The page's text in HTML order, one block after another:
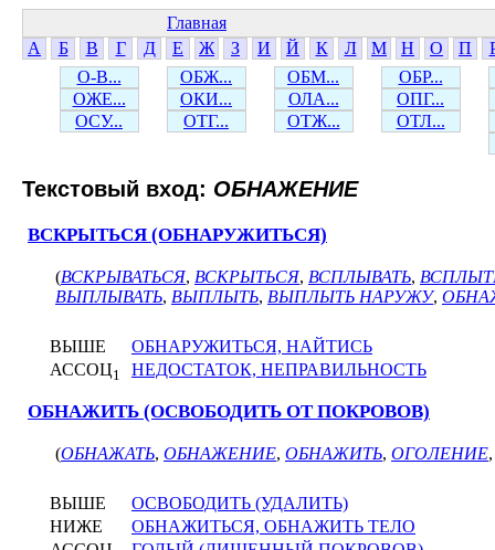
Главная
А
Б В Г Д Е Ж З И Й К Л М Н О П
О-В...
ОБЖ... ОБМ...
ОБР...
ОЖЕ...
ОКИ... ОЛА...
ОПГ...
ОСУ...
ОТГ... ОТЖ... ОТЛ...
Текстовый вход: ОБНАЖЕНИЕ
ВСКРЫТЬСЯ (ОБНАРУЖИТЬСЯ)
(ВСКРЫВАТЬСЯ, ВСКРЫТЬСЯ, ВСПЛЫВАТЬ,
ВЫПЛЫВАТЬ, ВЫПЛЫТЬ, ВЫПЛЫТЬ НАРУЖУ,
ВЫШЕ
ОБНАРУЖИТЬСЯ, НАЙТИСЬ
АССОЦ1 НЕДОСТАТОК, НЕПРАВИЛЬНОСТЬ
ОБНАЖИТЬ (ОСВОБОДИТЬ ОТ ПОКРОВОВ)
(ОБНАЖАТЬ, ОБНАЖЕНИЕ, ОБНАЖИТЬ, ОГОЛЕНИЕ
ВЫШЕ
ОСВОБОДИТЬ (УДАЛИТЬ)
НИЖЕ
ОБНАЖИТЬСЯ, ОБНАЖИТЬ ТЕЛО